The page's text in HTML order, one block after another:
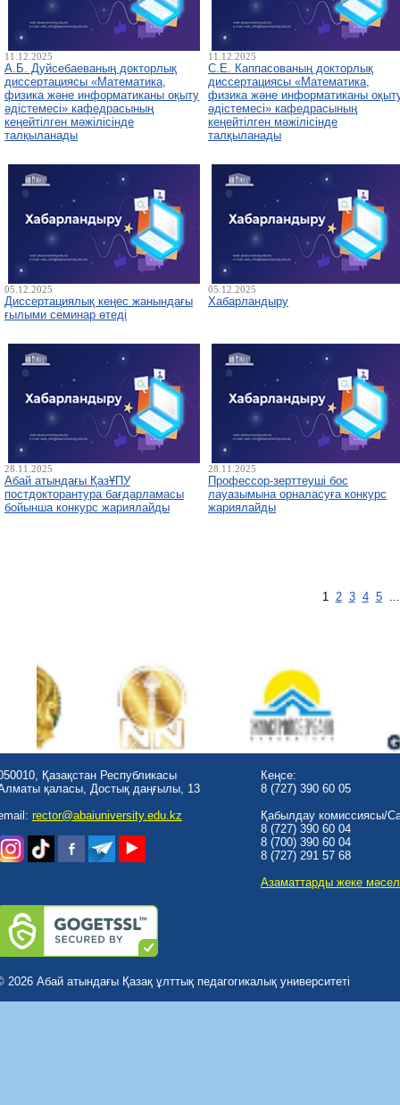
11.12.2025
А.Б. Дуйсебаеваның докторлық
диссертациясы «Математика,
физика және информатиканы оқыту
әдістемесі» кафедрасының
кеңейтілген мәжілісінде
талқыланады
11.12.2025
С.Е. Каппасованың докторлық
диссертациясы «Математика,
физика және информатиканы
әдістемесі» кафедрасының
кеңейтілген мәжілісінде
талқыланады
05.12.2025
Диссертациялық кеңес жанындағы
ғылыми семинар өтеді
05.12.2025
Хабарландыру
28.11.2025
Абай атындағы ҚазҰПУ
постдокторантура бағдарламасы
бойынша конкурс жариялайды
28.11.2025
Профессор-зерттеуші бос
лауазымына орналасуға конкурс
жариялайды
1 2 3 4 5
Қазақстан Республикасы
қаласы, Достық даңғылы, 13
rector@abaiuniversity.edu.kz
Кеңсе:
8 (727) 390 60 05
Қабылдау комиссиясы/
8 (727) 390 60 04
8 (700) 390 60 04
8 (727) 291 57 68
Азаматтарды жеке
2026 Абай атындағы Қазақ ұлттық педагогикалық университеті